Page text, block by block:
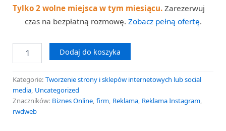
Tylko 2 wolne miejsca w tym miesiącu. Zarezerwuj
czas na bezpłatną rozmowę. Zobacz pełną ofertę.
Dodaj do koszyka
Kategorie: Tworzenie strony i sklepów internetowych lub social
media, Uncategorized
Znaczników: Biznes Online, firm, Reklama, Reklama Instagram,
rwdweb